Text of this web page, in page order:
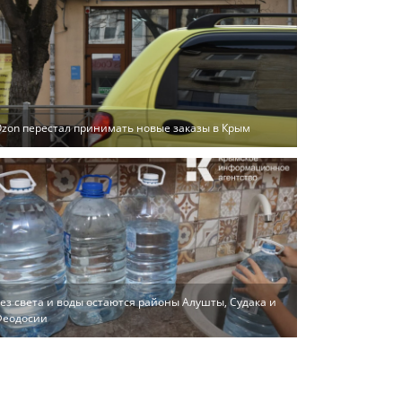
перестал принимать новые заказы в Крым
света и воды остаются районы Алушты, Судака и